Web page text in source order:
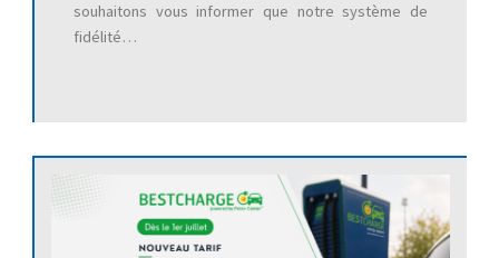
souhaitons vous informer que notre système de
fidélité…